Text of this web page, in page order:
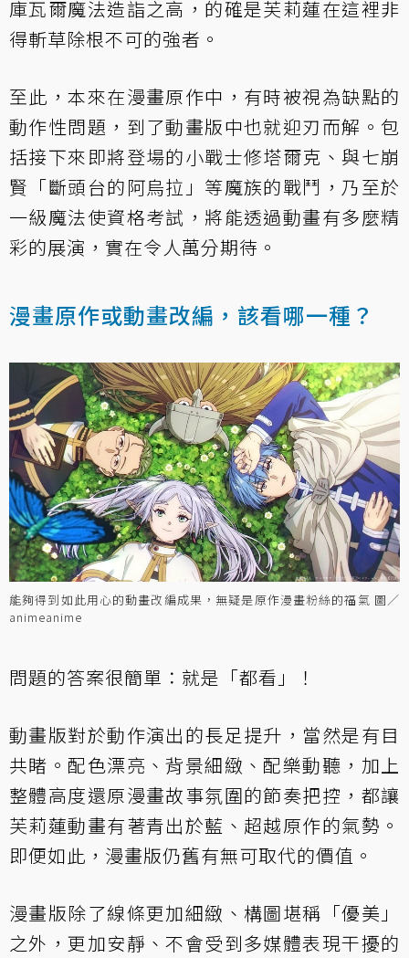
庫瓦爾魔法造詣之高，的確是芙莉蓮在這裡非
得斬草除根不可的強者。
至此，本來在漫畫原作中，有時被視為缺點的
動作性問題，到了動畫版中也就迎刃而解。包
括接下來即將登場的小戰士修塔爾克、與七崩
賢「斷頭台的阿烏拉」等魔族的戰鬥，乃至於
一級魔法使資格考試，將能透過動畫有多麼精
彩的展演，實在令人萬分期待。
漫畫原作或動畫改編，該看哪一種？
能夠得到如此用心的動畫改編成果，無疑是原作漫畫粉絲的福氣 圖／
animeanime
問題的答案很簡單：就是「都看」！
動畫版對於動作演出的長足提升，當然是有目
共睹。配色漂亮、背景細緻、配樂動聽，加上
整體高度還原漫畫故事氛圍的節奏把控，都讓
芙莉蓮動畫有著青出於藍、超越原作的氣勢。
即便如此，漫畫版仍舊有無可取代的價值。
漫畫版除了線條更加細緻、構圖堪稱「優美」
之外，更加安靜、不會受到多媒體表現干擾的